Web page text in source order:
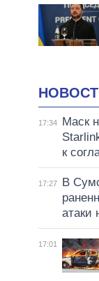
17:34
Маск
к
17:27
В
атаки
17:01